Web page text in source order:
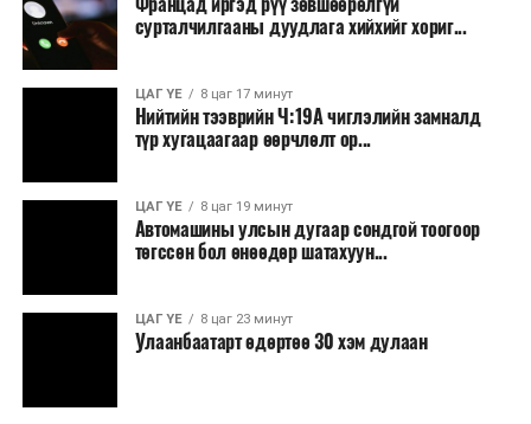
сурталчилгааны дуудлага хийхийг хориг...
ЦАГ ҮЕ 8 цаг 17 минут
Нийтийн тээврийн Ч:19А чиглэлийн замналд
түр хугацаагаар өөрчлөлт ор...
ЦАГ ҮЕ 8 цаг 19 минут
Автомашины улсын дугаар сондгой тоогоор
төгссөн бол өнөөдөр шатахуун...
ЦАГ ҮЕ 8 цаг 23 минут
Улаанбаатарт өдөртөө 30 хэм дулаан